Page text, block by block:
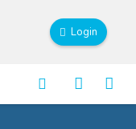
Login